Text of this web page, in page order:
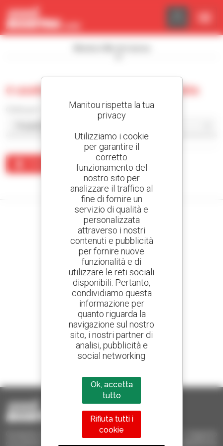
0 usate pala caricatrice cingolata
Crea un avviso
Nessun risultato corrisponde alla ricerca.
Crea avvisi
e ricevi annunci di materiale d'occasione
800 concessionari
Manitou nel mondo
1 telescopico su 4
Occasione Manitou - Prodotti per il sollevamento e il trasporto
Pannello di gestione dei cookies
Manitou rispetta la tua
privacy
Utilizziamo i cookie
per garantire il
corretto
funzionamento del
nostro sito per
analizzare il traffico al
fine di fornire un
servizio di qualità e
personalizzata
attraverso i nostri
contenuti e pubblicità
per fornire nuove
funzionalità e di
utilizzare le reti sociali
disponibili. Pertanto,
condividiamo questa
informazione per
quanto riguarda la
navigazione sul nostro
sito, i nostri partner di
analisi, pubblicità e
social networking
Ok, accetta
tutto
Rifiuta tutti i
cookie